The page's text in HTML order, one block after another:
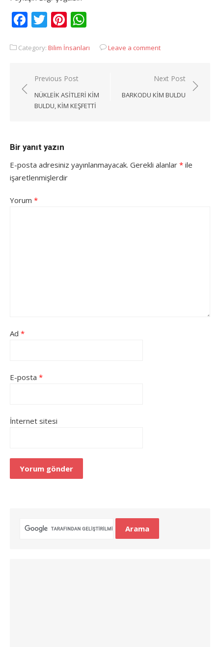
Facebook
TwitterPinterest
Category: Bilim İnsanları Leave a comment
Yazı
gezinmesi
Previous Post
NÜKLEIK ASITLERI KIM
BULDU, KIM KEŞFETTI
Next Post
BARKODU KIM BULDU
Bir yanıt yazın
E-posta adresiniz yayınlanmayacak. Gerekli alanlar * ile
işaretlenmişlerdir
Yorum *
Ad *
E-posta *
İnternet sitesi